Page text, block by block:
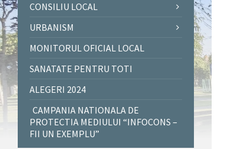
CONSILIU LOCAL
URBANISM
MONITORUL OFICIAL LOCAL
SANATATE PENTRU TOTI
ALEGERI 2024
CAMPANIA NATIONALA DE
PROTECTIA MEDIULUI “INFOCONS –
FII UN EXEMPLU”